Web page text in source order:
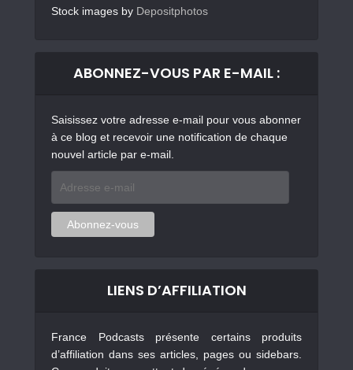
Stock images by Depositphotos
ABONNEZ-VOUS PAR E-MAIL :
Saisissez votre adresse e-mail pour vous abonner
à ce blog et recevoir une notification de chaque
nouvel article par e-mail.
mail
Abonnez-vous
LIENS D’AFFILIATION
France Podcasts présente certains produits
d’affiliation dans ses articles, pages ou sidebars.